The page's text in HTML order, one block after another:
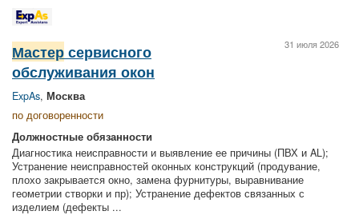
31 июля 2026
Мастер сервисного
обслуживания окон
ExpAs, Москва
по договоренности
Должностные обязанности
Диагностика неисправности и выявление ее причины (ПВХ и AL);
Устранение неисправностей оконных конструкций (продувание,
плохо закрывается окно, замена фурнитуры, выравнивание
геометрии створки и пр); Устранение дефектов связанных с
изделием (дефекты ...